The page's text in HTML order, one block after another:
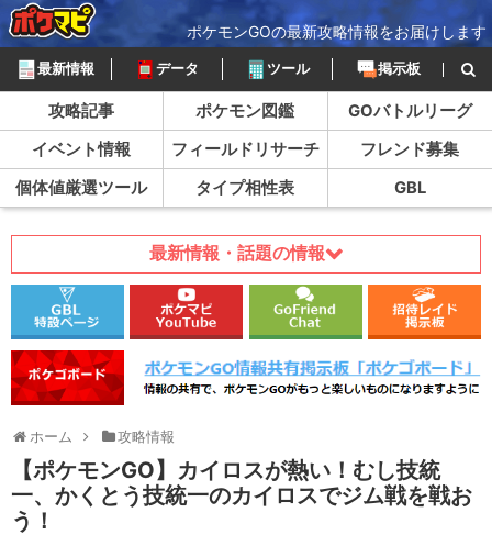
ポケモンGOの最新攻略情報をお届けします
最新情報 データ ツール 掲示板
攻略記事 ポケモン図鑑
GOバトルリーグ
イベント情報
フィールドリサーチ
フレンド募集
個体値厳選ツール
タイプ相性表 GBL
最新情報・話題の情報
ホーム 攻略情報
【ポケモンGO】カイロスが熱い！むし技統
一、かくとう技統一のカイロスでジム戦を戦お
う！